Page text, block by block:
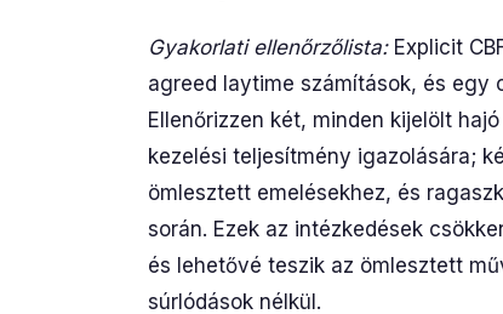
Gyakorlati ellenőrzőlista:Explicit
agreed laytime számítások, és egy
Ellenőrizzen két, minden kijelölt
kezelési teljesítmény igazolására;
ömlesztett emelésekhez, és
során. Ezek az intézkedések
és lehetővé teszik az ömlesztett
súrlódások nélkül.